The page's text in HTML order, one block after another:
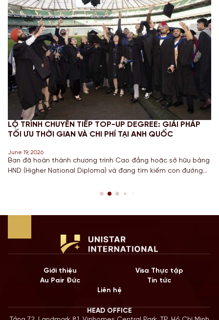
LỘ TRÌNH CHUYỂN TIẾP TOP-UP DEGREE: GIẢI PHÁP
TỐI ƯU THỜI GIAN VÀ CHI PHÍ TẠI ANH QUỐC
June 19, 2026
Bạn đã hoàn thành chương trình Cao đẳng hoặc sở hữu bằng
HND (Higher National Diploma) và đang tìm kiếm con đường
Quốc gia có nền giáo dục hàng đầu? Lộ trình chuyển tiếp
Giới thiệu
Visa Thực tập
Au Pair Đức
Tin tức
Liên hệ
HEAD OFFICE